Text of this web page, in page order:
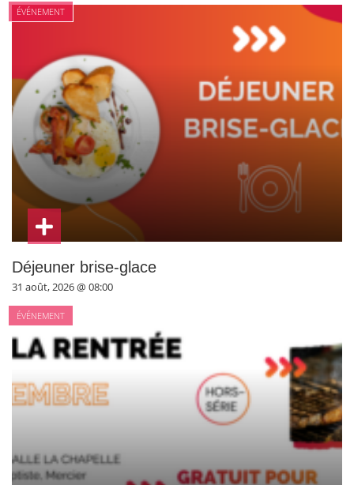
ÉVÉNEMENT
Déjeuner brise-glace
31 août, 2026 @ 08:00
ÉVÉNEMENT